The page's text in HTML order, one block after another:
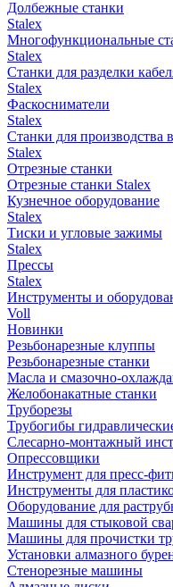
Долбежные станки
Stalex
Многофункциональные
Stalex
Станки для разделки
Stalex
Фаскосниматели
Stalex
Станки для производства
Stalex
Отрезные станки
Отрезные станки Stalex
Кузнечное оборудование
Stalex
Тиски и угловые зажимы
Stalex
Прессы
Stalex
Инструменты и
Voll
Новинки
Резьбонарезные клуппы
Резьбонарезные станки
Масла и смазочно-
Желобонакатные станки
Труборезы
Трубогибы
Слесарно-монтажный
Опрессовщики
Инструмент для пресс-
Инструменты для
Оборудование для
Машины для стыковой
Машины для прочистки
Установки алмазного
Стенорезные машины